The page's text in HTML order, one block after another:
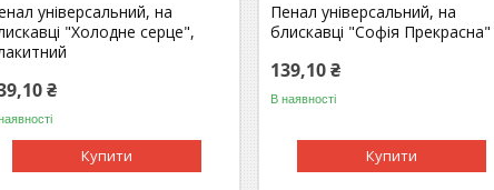
універсальний, на
"Холодне серце",
₴
Купити
Пенал універсальний, на
блискавці "Софія Прекрасна"
139,10 ₴
В наявності
Купити